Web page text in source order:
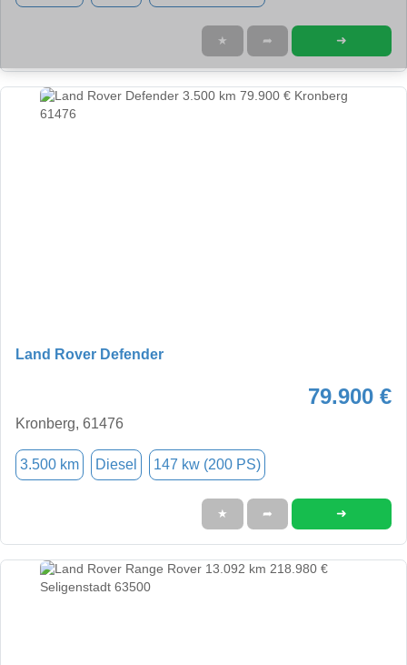
★ ➦ ➜
Land Rover Defender
79.900 €
Kronberg, 61476
3.500 km Diesel 147 kw (200 PS)
★ ➦ ➜